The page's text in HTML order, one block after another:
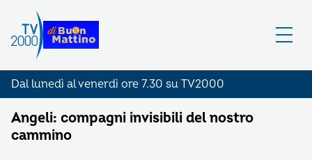
Dal lunedì al venerdì ore 7.30 su TV2000
Angeli: compagni invisibili del nostro
cammino